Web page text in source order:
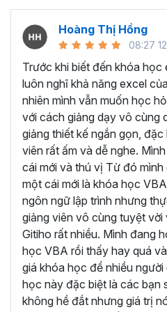
nghiệp, giảng viênDương
khó khăn của người học VBA
Bởi vậy thầy đã đúc kết kiến
mình thành những bài giảng
một để học viên có thể thành
giảng dạy về tư duy và
tự động hóa công việc, quy
Những kiến
trong khóa học
Nắm vững kiến thức nền
Hiểu rõ cú pháp, nguyên
niệm cơ bản của VBA.
Thành thạo việc khai báo
quản lý bộ nhớ.
Thành thạo cách sử dụng
Hoàng Thị Hồng
08:27
Trước khi biết đến khóa học
luôn nghĩ khả năng excel
nhiên mình vẫn muốn học
với cách giảng dạy vô cùng
giảng thiết kế ngắn gọn,
viên rất ấm và dễ nghe.
cái mới và thú vị Từ đó
một cái mới là khóa học
ngôn ngữ lập trình nhưng
giảng viên vô cùng tuyệt vời
Gitiho rất nhiều. Mình đang
học VBA rồi thấy hay quá
giá khóa học để nhiều
học này đặc biệt là các bạn
không hề đắt nhưng giá trị